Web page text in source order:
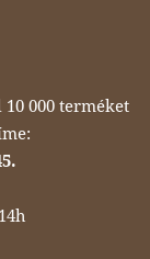
000 terméket